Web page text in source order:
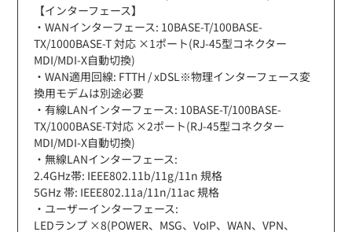
【インターフェース】
・WANインターフェース: 10BASE-T/100BASE-
TX/1000BASE-T 対応 ×1ポート(RJ-45型コネクター
MDI/MDI-X自動切換)
・WAN適用回線: FTTH / xDSL※物理インターフェース変
換用モデムは別途必要
・有線LANインターフェース: 10BASE-T/100BASE-
TX/1000BASE-T対応 ×2ポート(RJ-45型コネクター
MDI/MDI-X自動切換)
・無線LANインターフェース:
2.4GHz帯: IEEE802.11b/11g/11n 規格
5GHz 帯: IEEE802.11a/11n/11ac 規格
・ユーザーインターフェース:
LEDランプ ×8(POWER、MSG、VoIP、WAN、VPN、